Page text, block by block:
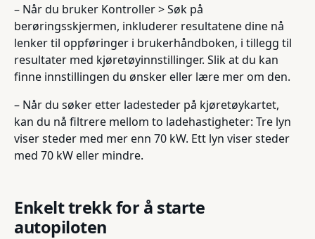
– Når du bruker Kontroller > Søk på
berøringsskjermen, inkluderer resultatene dine nå
lenker til oppføringer i brukerhåndboken, i tillegg til
resultater med kjøretøyinnstillinger. Slik at du kan
finne innstillingen du ønsker eller lære mer om den.
– Når du søker etter ladesteder på kjøretøykartet,
kan du nå filtrere mellom to ladehastigheter: Tre lyn
viser steder med mer enn 70 kW. Ett lyn viser steder
med 70 kW eller mindre.
Enkelt trekk for å starte
autopiloten